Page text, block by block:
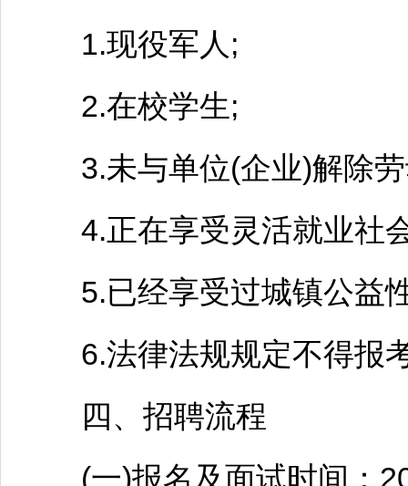
1.现役军人;
2.在校学生;
3.未与单位(企业)解除劳
4.正在享受灵活就业社
5.已经享受过城镇公益
6.法律法规规定不得报
四、 招聘流程
(一)报名及面试时间：